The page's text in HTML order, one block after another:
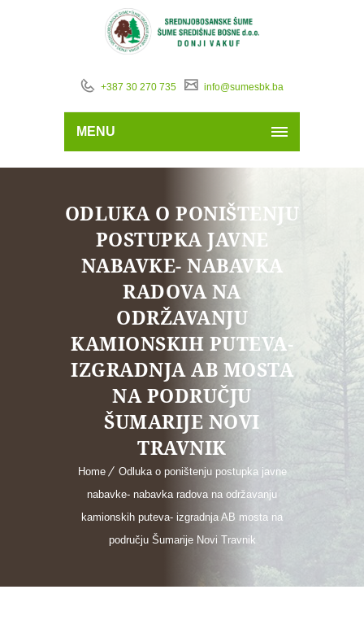
+387 30 270 735 info@sumesbk.ba
MENU
ODLUKA O PONIŠTENJU
POSTUPKA JAVNE
NABAVKE- NABAVKA
RADOVA NA
ODRŽAVANJU
KAMIONSKIH PUTEVA-
IZGRADNJA AB MOSTA
NA PODRUČJU
ŠUMARIJE NOVI
TRAVNIK
Home
Odluka o poništenju postupka javne
nabavke- nabavka radova na održavanju
kamionskih puteva- izgradnja AB mosta na
području Šumarije Novi Travnik